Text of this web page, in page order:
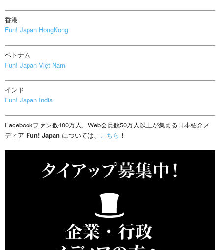
香港
Fun! Japan HongKong
ベトナム
Fun! Japan Việt Nam
インド
Fun! Japan India
Facebookファン数400万人、Web会員数50万人以上が集まる日本紹介メ
ディア Fun! Japan については、 こちら ！